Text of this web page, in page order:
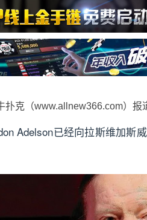
扑克（www.allnew366.com）报
Adelson已经向拉斯维加斯